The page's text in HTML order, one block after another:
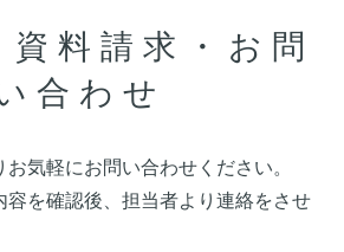
資料請求・お問
合わせ
気軽にお問い合わせください。
容を確認後、担当者より連絡をさせ